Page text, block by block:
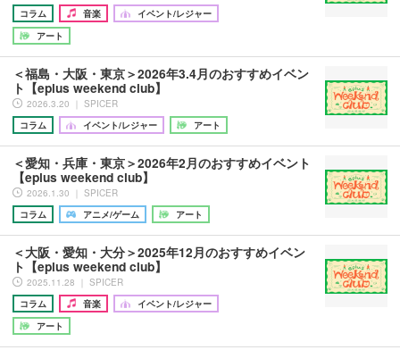
コラム
音楽
イベント/レジャー
アート
＜福島・大阪・東京＞2026年3.4月のおすすめイベン
ト【eplus weekend club】
2026.3.20 ｜ SPICER
コラム
イベント/レジャー アート
＜愛知・兵庫・東京＞2026年2月のおすすめイベント
【eplus weekend club】
2026.1.30 ｜ SPICER
コラム
アニメ/ゲーム アート
＜大阪・愛知・大分＞2025年12月のおすすめイベン
ト【eplus weekend club】
2025.11.28 ｜ SPICER
コラム
音楽
イベント/レジャー
アート